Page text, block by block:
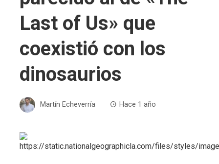
Last of Us» que
coexistió con los
dinosaurios
Martín Echeverría Hace 1 año